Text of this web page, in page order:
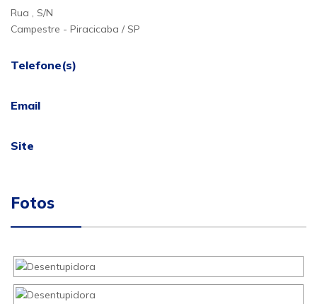
Rua , S/N
Campestre - Piracicaba / SP
Telefone(s)
Email
Site
Fotos